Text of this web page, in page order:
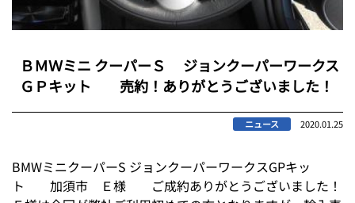
ＢＭＷミニ クーパーＳ ジョンクーパーワークス
ＧＰキット 売約！ありがとうございました！
ニュース 2020.01.25
BMWミニクーパーS ジョンクーパーワークスGPキッ
ト 加須市 Ｅ様 ご成約ありがとうございました！